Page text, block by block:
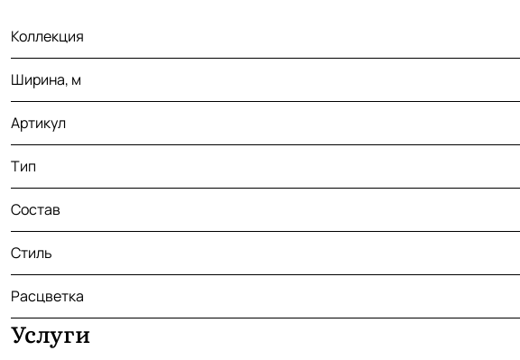
Коллекция
Ширина, м
Артикул
Тип
Состав
Стиль
Расцветка
Услуги